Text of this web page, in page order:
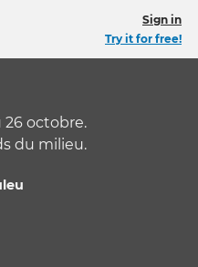
Sign in
Try it for free!
26 octobre.
du milieu.